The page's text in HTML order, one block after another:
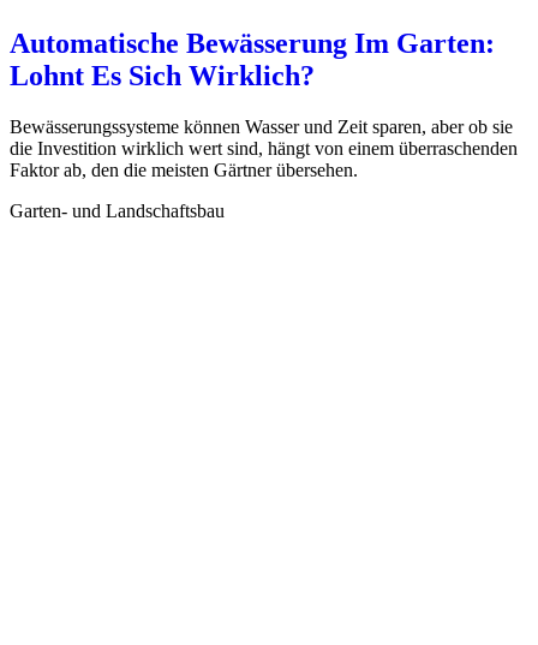
Automatische Bewässerung Im Garten:
Lohnt Es Sich Wirklich?
Bewässerungssysteme können Wasser und Zeit sparen, aber ob sie
die Investition wirklich wert sind, hängt von einem überraschenden
Faktor ab, den die meisten Gärtner übersehen.
Garten- und Landschaftsbau